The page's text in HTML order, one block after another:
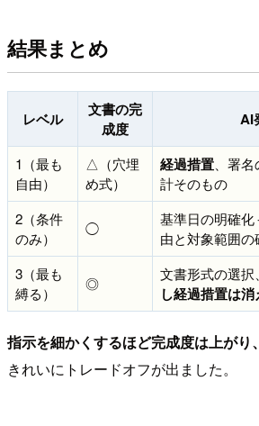
結果まとめ
レベル
文書の完
成度
AI
1（最も
自由）
△（穴埋
め式）
経過措置 、署
計そのもの
2（条件
のみ）
◯
基準日の明確化
由と対象範囲の
3（最も
縛る）
◎
文書形式の選択
し経過措置は消
指示を細かくするほど完成度は上がり
きれいにトレードオフが出ました。